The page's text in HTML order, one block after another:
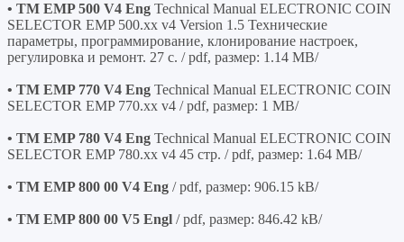
• TM EMP 500 V4 Eng Technical Manual ELECTRONIC COIN
SELECTOR EMP 500.xx v4 Version 1.5 Технические
параметры, программирование, клонирование настроек,
регулировка и ремонт. 27 с. / pdf, размер: 1.14 MB/
• TM EMP 770 V4 Eng Technical Manual ELECTRONIC COIN
SELECTOR EMP 770.xx v4 / pdf, размер: 1 MB/
• TM EMP 780 V4 Eng Technical Manual ELECTRONIC COIN
SELECTOR EMP 780.xx v4 45 стр. / pdf, размер: 1.64 MB/
• TM EMP 800 00 V4 Eng / pdf, размер: 906.15 kB/
• TM EMP 800 00 V5 Engl / pdf, размер: 846.42 kB/